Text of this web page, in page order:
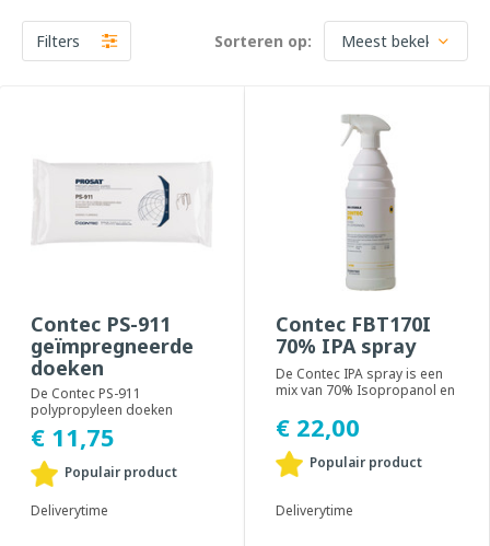
Filters Sorteren op:
Contec PS-911
geïmpregneerde
doeken
De Contec PS-911
polypropyleen doeken
bieden uitzonderlijke
zuiverheid die geschikt is
voo...
€ 11,75
Populair product
Deliverytime
Contec FBT170I
70% IPA spray
De Contec IPA spray is een
mix van 70% Isopropanol en
Geschikt voor c...
€ 22,00
Populair product
Deliverytime